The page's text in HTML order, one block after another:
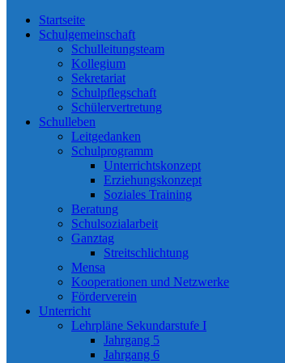
Startseite
Schulgemeinschaft
Schulleitungsteam
Kollegium
Sekretariat
Schulpflegschaft
Schülervertretung
Schulleben
Leitgedanken
Schulprogramm
Unterrichtskonzept
Erziehungskonzept
Soziales Training
Beratung
Schulsozialarbeit
Ganztag
Streitschlichtung
Mensa
Kooperationen und Netzwerke
Förderverein
Unterricht
Lehrpläne Sekundarstufe I
Jahrgang 5
Jahrgang 6